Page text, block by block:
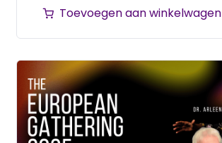
Toevoegen aan winkelwagen